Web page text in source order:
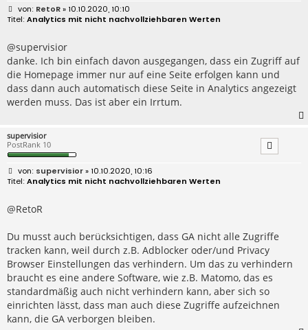
B
e
r
a
g
RetoR» 10.10.2020, 10:10
Analytics mit nicht nachvollziehbaren Werten
@supervisior
danke. Ich bin einfach davon ausgegangen, dass ein Zugriff auf
die Homepage immer nur auf eine Seite erfolgen kann und
dass dann auch automatisch diese Seite in Analytics angezeigt
werden muss. Das ist aber ein Irrtum.
supervisior
PostRank 10
B
e
r
a
supervisior» 10.10.2020, 10:16
Analytics mit nicht nachvollziehbaren Werten
@RetoR
Du musst auch berücksichtigen, dass GA nicht alle Zugriffe
tracken kann, weil durch z.B. Adblocker oder/und Privacy
Browser Einstellungen das verhindern. Um das zu verhindern
braucht es eine andere Software, wie z.B. Matomo, das es
standardmäßig auch nicht verhindern kann, aber sich so
einrichten lässt, dass man auch diese Zugriffe aufzeichnen
kann, die GA verborgen bleiben.